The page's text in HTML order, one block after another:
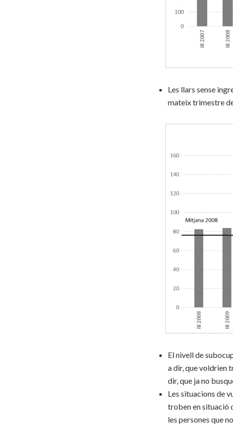
Les llars sense
mateix trimestre
El nivell de
a dir, que voldrien
dir, que ja no
Les situacions de
troben en situació
les persones que